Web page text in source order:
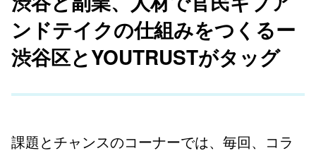
ンドテイクの仕組みをつくるー
渋谷区とYOUTRUSTがタッグ
課題とチャンスのコーナーでは、毎回、コラ